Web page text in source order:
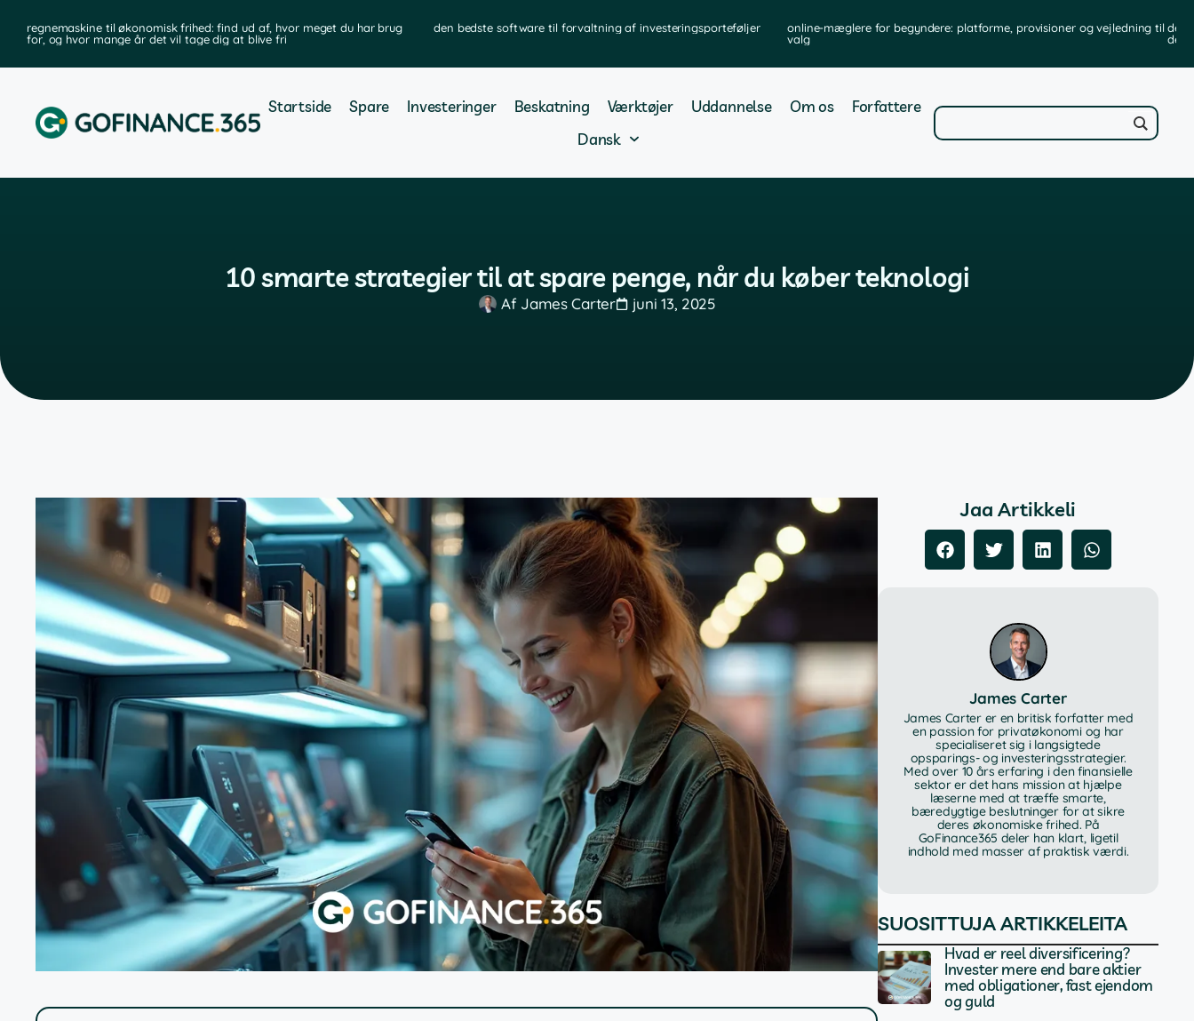
regnemaskine til økonomisk frihed: find ud af, hvor meget du har brug
for, og hvor mange år det vil tage dig at blive fri
den bedste software til forvaltning af investeringsporteføljer
online-mæglere for begyndere: platforme, provisioner og vejledning til
valg
de
de?
Startside Spare Investeringer Beskatning Værktøjer Uddannelse Om os
Forfattere
Dansk
10 smarte strategier til at spare penge, når du køber teknologi
AfJames Carter juni 13, 2025
Jaa Artikkeli
James Carter
James Carter er en britisk forfatter med
en passion for privatøkonomi og har
specialiseret sig i langsigtede
opsparings- og investeringsstrategier.
Med over 10 års erfaring i den finansielle
sektor er det hans mission at hjælpe
læserne med at træffe smarte,
bæredygtige beslutninger for at sikre
deres økonomiske frihed. På
GoFinance365 deler han klart, ligetil
indhold med masser af praktisk værdi.
SUOSITTUJA ARTIKKELEITA
Hvad er reel diversificering?
Invester mere end bare aktier
med obligationer, fast ejendom
og guld